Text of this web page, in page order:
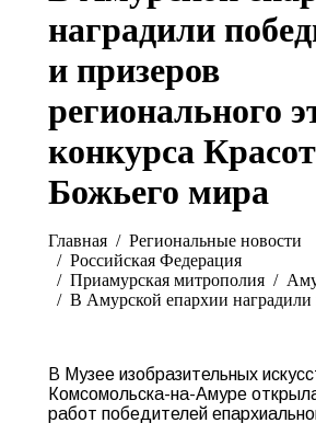
наградили
и призеров
регионального
конкурса
Божьего мира
Главная
Pегиональные новости
Российская Федерация
Приамурская митрополия
В Амурской епархии
В Музее изобразительных
Комсомольска-на-Амуре
работ победителей